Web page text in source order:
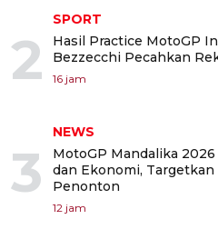
2
SPORT
Hasil Practice MotoGP
Bezzecchi Pecahkan
16 jam
3
NEWS
MotoGP Mandalika
dan Ekonomi, Targetkan
Penonton
12 jam